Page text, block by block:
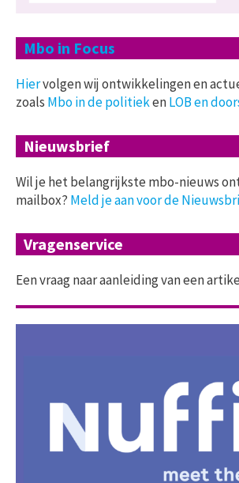
Mbo in Focus
Hiervolgen wij ontwikkelingen en
zoals Mbo in de politiekenLOB en
Nieuwsbrief
Wil je het belangrijkste mbo-nieuws
mailbox? Meld je aan voor de
Vragenservice
Een vraag naar aanleiding van een